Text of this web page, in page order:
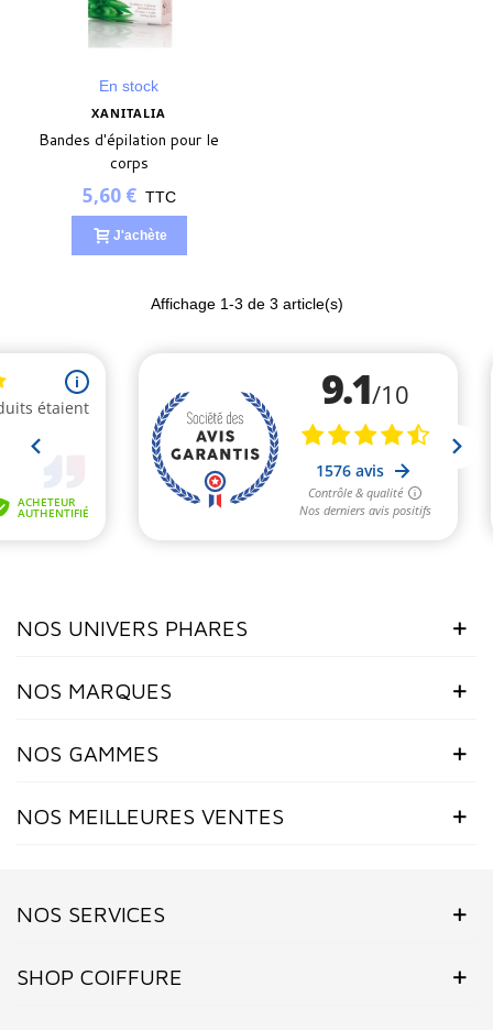
En stock
XANITALIA
Bandes d'épilation pour le
corps
5,60 € TTC
J'achète
Affichage 1-3 de 3 article(s)
NOS UNIVERS PHARES
NOS MARQUES
NOS GAMMES
NOS MEILLEURES VENTES
NOS SERVICES
SHOP COIFFURE